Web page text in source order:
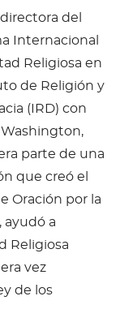
del
Internacional
Religiosa en
de Religión y
(IRD) con
parte de una
que creó el
Oración por la
ayudó a
Religiosa
vez
de los